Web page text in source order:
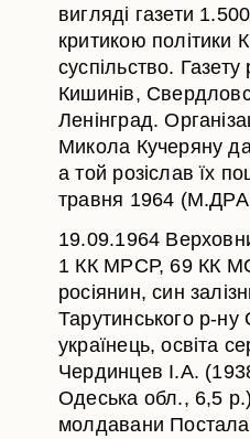
вигляді газети
критикою політики
суспільство.
Кишинів,
Ленінград.
Микола Кучеряну
а той розіслав їх
травня 1964
19.09.1964
1 КК МРСР, 69 КК
росіянин, син
Тарутинського р-
українець, освіта
Чердинцев І.А.
Одеська обл., 6,5
молдавани